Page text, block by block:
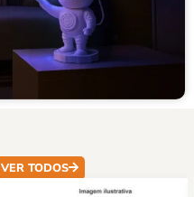
VER TODOS